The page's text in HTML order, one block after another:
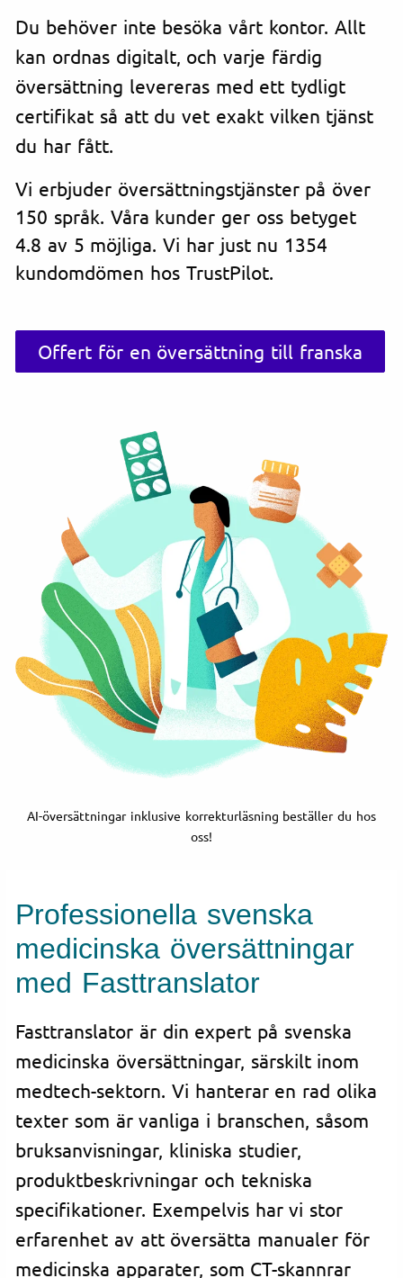
Du behöver inte besöka vårt kontor. Allt
kan ordnas digitalt, och varje färdig
översättning levereras med ett tydligt
certifikat så att du vet exakt vilken tjänst
du har fått.
Vi erbjuder översättningstjänster på över
150 språk. Våra kunder ger oss betyget
4.8 av 5 möjliga. Vi har just nu 1354
kundomdömen hos TrustPilot.
Offert för en översättning till franska
AI-översättningar inklusive korrekturläsning beställer du hos
oss!
Professionella svenska
medicinska översättningar
med Fasttranslator
Fasttranslator är din expert på svenska
medicinska översättningar, särskilt inom
medtech-sektorn. Vi hanterar en rad olika
texter som är vanliga i branschen, såsom
bruksanvisningar, kliniska studier,
produktbeskrivningar och tekniska
specifikationer. Exempelvis har vi stor
erfarenhet av att översätta manualer för
medicinska apparater, som CT-skannrar